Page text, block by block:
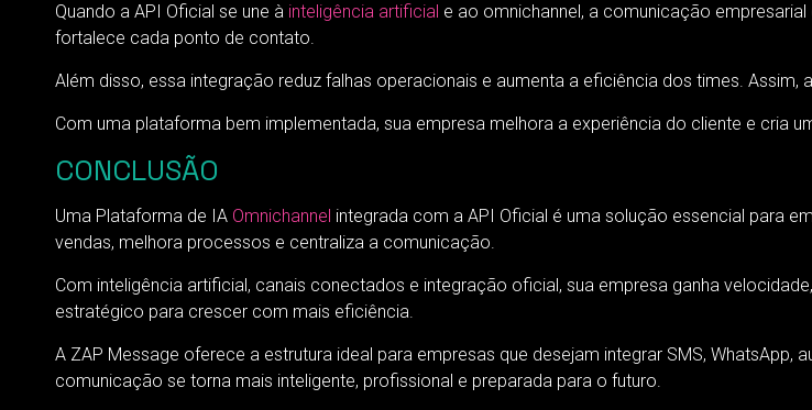
Quando a API Oficial se une à inteligência artificial e ao omnichannel, a comunicação
fortalece cada ponto de contato.
Além disso, essa integração reduz falhas operacionais e aumenta a eficiência dos times.
Com uma plataforma bem implementada, sua empresa melhora a experiência do cliente e cria
CONCLUSÃO
Uma Plataforma de IA Omnichannel integrada com a API Oficial é uma solução essencial para
vendas, melhora processos e centraliza a comunicação.
Com inteligência artificial, canais conectados e integração oficial, sua empresa ganha
estratégico para crescer com mais eficiência.
A ZAP Message oferece a estrutura ideal para empresas que desejam integrar SMS,
comunicação se torna mais inteligente, profissional e preparada para o futuro.